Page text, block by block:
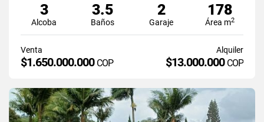
3
Alcoba
3.5
Baños
2
Garaje
178
Área m2
Venta
$1.650.000.000 COP
Alquiler
$13.000.000 COP